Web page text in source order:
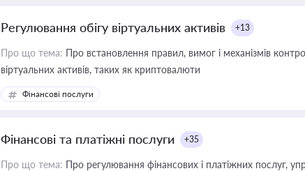
Регулювання обігу віртуальних активів +13
Про що тема: Про встановлення правил, вимог і механізмів
віртуальних активів, таких як криптовалюти
Фінансові послуги
Фінансові та платіжні послуги +35
Про що тема: Про регулювання фінансових і платіжних послуг, управління коштами, приймання платежів та дотримання